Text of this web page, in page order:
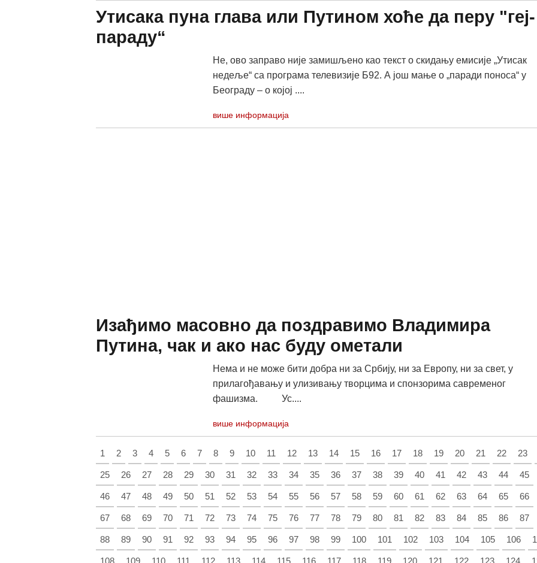
Утисака пуна глава или Путином хоће да перу "геј-
параду“
Не, ово заправо није замишљено као текст о скидању емисије „Утисак
недеље“ са програма телевизије Б92. А још мање о „паради поноса“ у
Београду – о којој ....
више информација
Изађимо масовно да поздравимо Владимира
Путина, чак и ако нас буду ометали
Нема и не може бити добра ни за Србију, ни за Европу, ни за свет, у
прилагођавању и улизивању творцима и спонзорима савременог
фашизма. Ус....
више информација
1 2 3 4 5 6 7 8 9 10 11 12 13 14 15 16 17 18 19 20 21 22 23
25 26 27 28 29 30 31 32 33 34 35 36 37 38 39 40 41 42 43 44 45
46 47 48 49 50 51 52 53 54 55 56 57 58 59 60 61 62 63 64 65 66
67 68 69 70 71 72 73 74 75 76 77 78 79 80 81 82 83 84 85 86 87
88 89 90 91 92 93 94 95 96 97 98 99 100 101 102 103 104 105 106
108 109 110 111 112 113 114 115 116 117 118 119 120 121 122 123 124